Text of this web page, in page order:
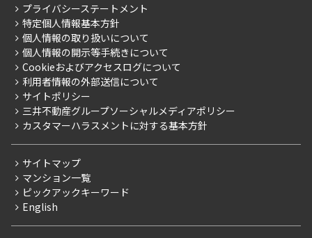
こだわりから探す
こだわり一覧
プレミアムマンション
新築
当社限定（港区・渋谷区）
当社限定（港区・渋谷区以外）
三井不動産企画
賃料改定
フリーレント
ペット可
ご入居・提携サービス
お部屋探しからご契約まで
よくあるご質問
社宅紹介
【仲介会社様向け】当社仲介事業部取り扱い物件入居申込
会社情報
事業案内
採用情報
ニュースリリース
お問い合わせ
プライバシーステートメント
特定個人情報基本方針
個人情報の取り扱いについて
個人情報の開示等手続きについて
Cookieおよびアクセスログについて
利用者情報の外部送信について
サイトポリシー
三井不動産グループソーシャルメディアポリシー
カスタマーハラスメントに対する基本方針
サイトマップ
マンション一覧
ピックアックキーワード
English